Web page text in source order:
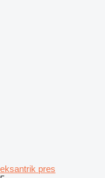
eksantrik pres